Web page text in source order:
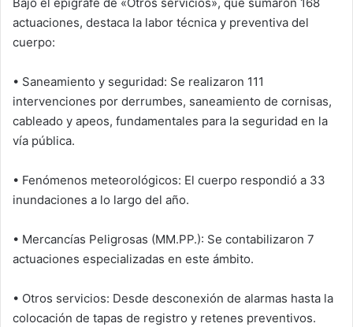
actuaciones, destaca la labor técnica y preventiva del
cuerpo:
• Saneamiento y seguridad: Se realizaron 111
intervenciones por derrumbes, saneamiento de cornisas,
cableado y apeos, fundamentales para la seguridad en la
vía pública.
• Fenómenos meteorológicos: El cuerpo respondió a 33
inundaciones a lo largo del año.
• Mercancías Peligrosas (MM.PP.): Se contabilizaron 7
actuaciones especializadas en este ámbito.
• Otros servicios: Desde desconexión de alarmas hasta la
colocación de tapas de registro y retenes preventivos.